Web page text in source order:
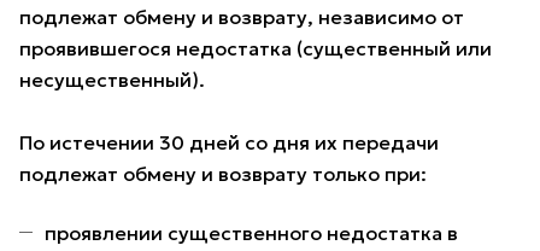
подлежат обмену и возврату, независимо от
проявившегося недостатка (существенный или
несущественный).
По истечении 30 дней со дня их передачи
подлежат обмену и возврату только при:
проявлении существенного недостатка в